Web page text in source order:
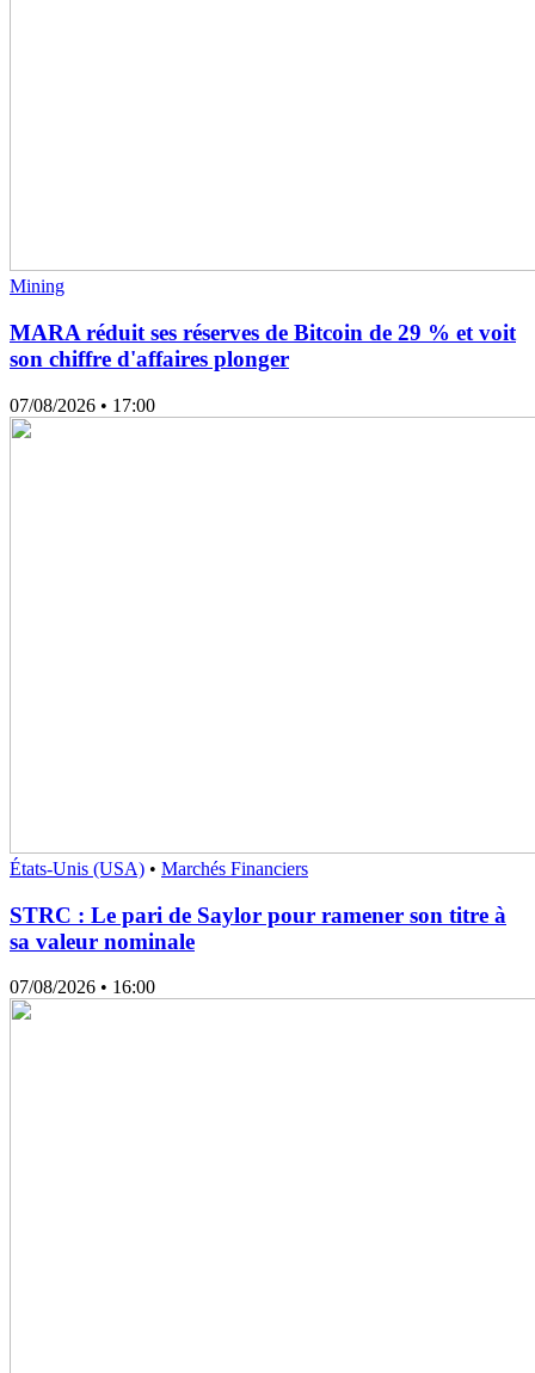
Mining
MARA réduit ses réserves de Bitcoin de 29 % et voit
son chiffre d'affaires plonger
07/08/2026 • 17:00
États-Unis (USA) • Marchés Financiers
STRC : Le pari de Saylor pour ramener son titre à
sa valeur nominale
07/08/2026 • 16:00